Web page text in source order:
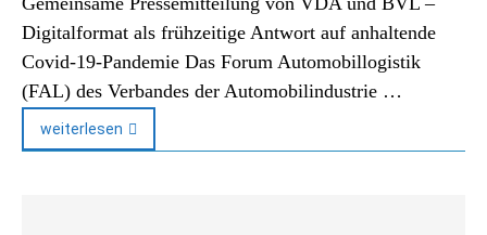
Digitalformat als frühzeitige Antwort auf anhaltende
Covid-19-Pandemie Das Forum Automobillogistik
(FAL) des Verbandes der Automobilindustrie …
weiterlesen